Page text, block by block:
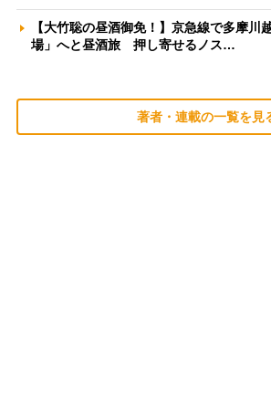
【大竹聡の昼酒御免！】京急線で多摩川
場」へと昼酒旅 押し寄せるノス…
著者・連載の一覧を見